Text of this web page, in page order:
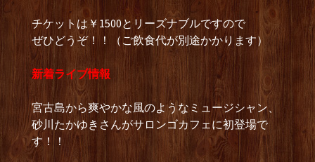
チケットは￥1500とリーズナブルですので
ぜひどうぞ！！（ご飲食代が別途かかります）
新着ライブ情報
宮古島から爽やかな風のようなミュージシャン、
砂川たかゆきさんがサロンゴカフェに初登場で
す！！